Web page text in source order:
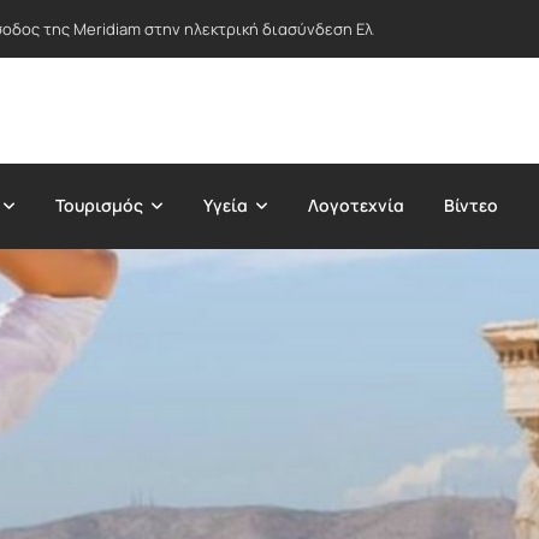
της Meridiam στην ηλεκτρική διασύνδεση Ελλάδας-Κύπρου –
Τουρισμός Υγεία Λογοτεχνία Βίντεο